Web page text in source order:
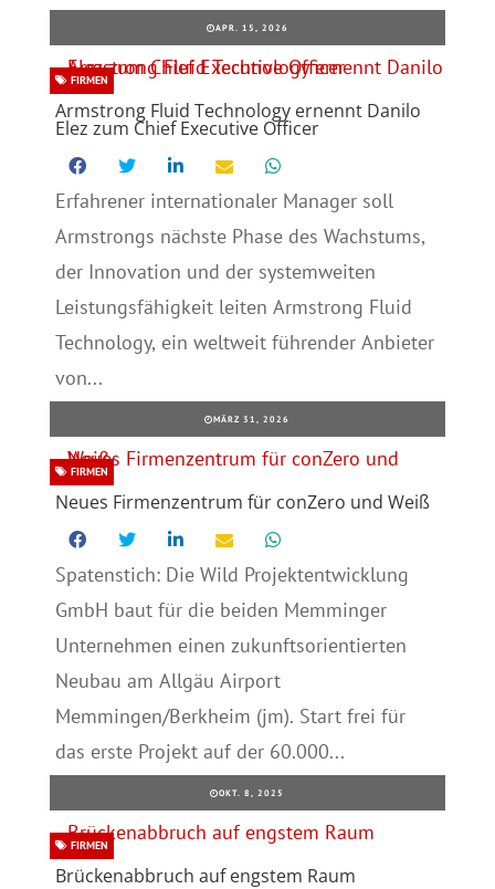
APR. 15, 2026
Armstrong Fluid Technology ernennt Danilo
Elez zum Chief Executive Officer
FIRMEN
Erfahrener internationaler Manager soll
Armstrongs nächste Phase des Wachstums,
der Innovation und der systemweiten
Leistungsfähigkeit leiten Armstrong Fluid
Technology, ein weltweit führender Anbieter
von...
MÄRZ 31, 2026
Neues Firmenzentrum für conZero und Weiß
FIRMEN
Spatenstich: Die Wild Projektentwicklung
GmbH baut für die beiden Memminger
Unternehmen einen zukunftsorientierten
Neubau am Allgäu Airport
Memmingen/Berkheim (jm). Start frei für
das erste Projekt auf der 60.000...
OKT. 8, 2025
Brückenabbruch auf engstem Raum
FIRMEN